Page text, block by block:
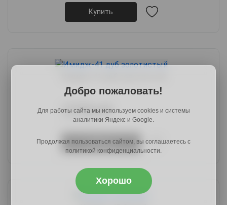
Купить
12740 руб.
15416 руб.
Купить
Добро пожаловать!
Для работы сайта мы используем cookies и системы
аналитики Яндекс и Google.
Продолжая пользоваться сайтом, вы соглашаетесь с
политикой конфиденциальности.
Хорошо